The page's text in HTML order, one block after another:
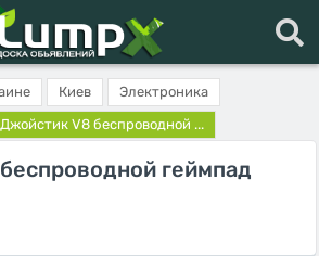
Киев
Электроника
Джойстик V8 беспроводной ...
геймпад